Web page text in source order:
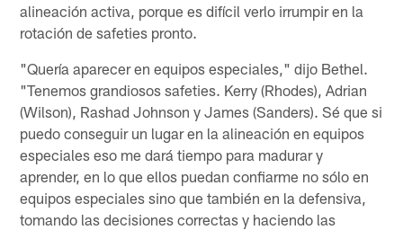
alineación activa, porque es difícil verlo irrumpir en la
rotación de safeties pronto.
"Quería aparecer en equipos especiales," dijo Bethel.
"Tenemos grandiosos safeties. Kerry (Rhodes), Adrian
(Wilson), Rashad Johnson y James (Sanders). Sé que si
puedo conseguir un lugar en la alineación en equipos
especiales eso me dará tiempo para madurar y
aprender, en lo que ellos puedan confiarme no sólo en
equipos especiales sino que también en la defensiva,
tomando las decisiones correctas y haciendo las